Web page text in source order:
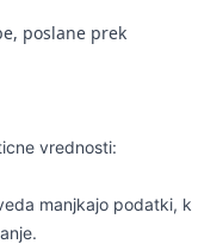
poslane prek
vrednosti:
manjkajo podatki, k